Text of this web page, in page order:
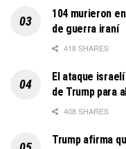
104 murieron
de guerra iraní
418 SHARES
El ataque
de Trump para
408 SHARES
Trump afirma